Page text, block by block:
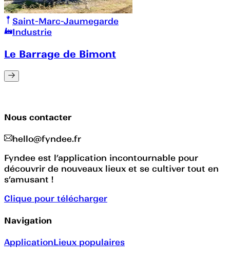
Saint-Marc-Jaumegarde
Industrie
Le Barrage de Bimont
Nous contacter
hello@fyndee.fr
Fyndee est l’application incontournable pour
découvrir de nouveaux lieux et se cultiver tout en
s’amusant !
Clique pour télécharger
Navigation
ApplicationLieux populaires